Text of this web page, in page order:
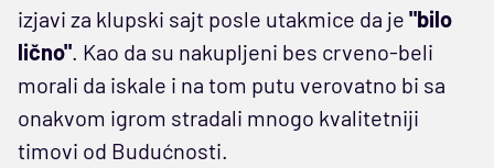
izjavi za klupski sajt posle utakmice da je "bilo
lično". Kao da su nakupljeni bes crveno-beli
morali da iskale i na tom putu verovatno bi sa
onakvom igrom stradali mnogo kvalitetniji
timovi od Budućnosti.